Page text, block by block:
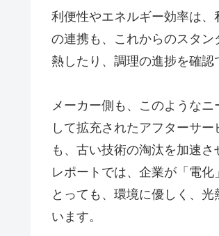
利便性やエネルギー効率は
の連携も、これからのスタ
熱したり、調理の進捗を確
メーカー側も、このような
して拡充されたアフターサ
も、古い技術の淘汰を加速
レポートでは、企業が「電
とっても、環境に優しく、
います。